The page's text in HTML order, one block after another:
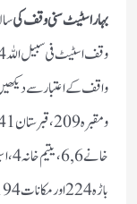
بہار اسٹیٹ سنی وقف کی